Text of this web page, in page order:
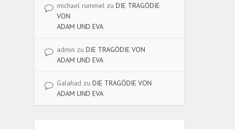
michael rummel zu DIE TRAGÖDIE
VON
ADAM UND EVA
admin zu DIE TRAGÖDIE VON
ADAM UND EVA
Galahad zu DIE TRAGÖDIE VON
ADAM UND EVA